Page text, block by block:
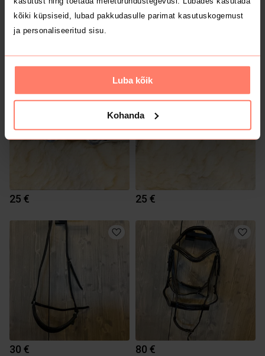
kõiki küpsiseid, lubad pakkudasulle parimat kasutuskogemust
ja personaliseeritud sisu.
Luba kõik
Kohanda
25 € 25 €
30 € 80 €